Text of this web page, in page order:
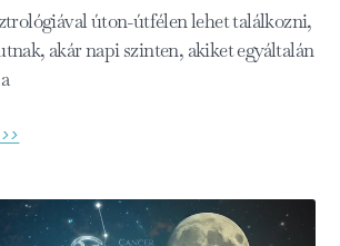
úton-útfélen lehet találkozni,
akár napi szinten, akiket egyáltalán